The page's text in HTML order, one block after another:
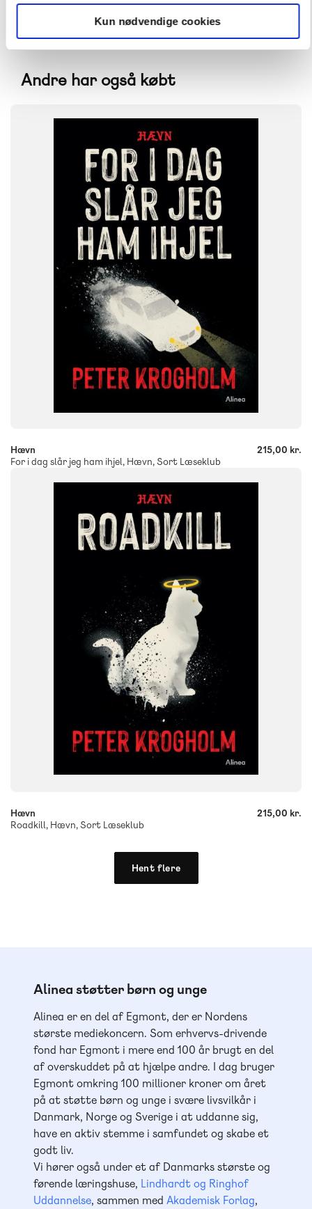
Kun nødvendige cookies
Andre har også købt
7. klasse 8. klasse 9. klasse 10. klasse
9788723574008
Hævn
For i dag slår jeg ham ihjel, Hævn, Sort Læseklub
215,00 kr.
7. klasse 8. klasse 9. klasse 10. klasse
Hævn
Roadkill, Hævn, Sort Læseklub
215,00 kr.
Hent flere
Alinea støtter børn og unge
Alinea er en del af Egmont, der er Nordens
største mediekoncern. Som erhvervs-drivende
fond har Egmont i mere end 100 år brugt en del
af overskuddet på at hjælpe andre. I dag bruger
Egmont omkring 100 millioner kroner om året
på at støtte børn og unge i svære livsvilkår i
Danmark, Norge og Sverige i at uddanne sig,
have en aktiv stemme i samfundet og skabe et
godt liv.
Vi hører også under et af Danmarks største og
førende læringshuse, Lindhardt og Ringhof
Uddannelse, sammen med Akademisk Forlag,